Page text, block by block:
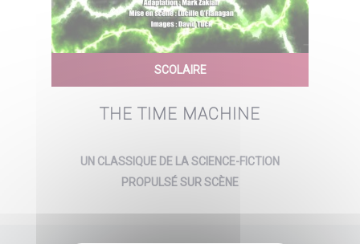
SCOLAIRE
THE TIME MACHINE
UN CLASSIQUE DE LA SCIENCE-FICTION
PROPULSÉ SUR SCÈNE